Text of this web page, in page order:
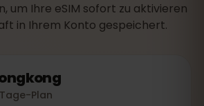
um Ihre eSIM sofort zu aktivieren
in Ihrem Konto gespeichert.
Tage-Plan